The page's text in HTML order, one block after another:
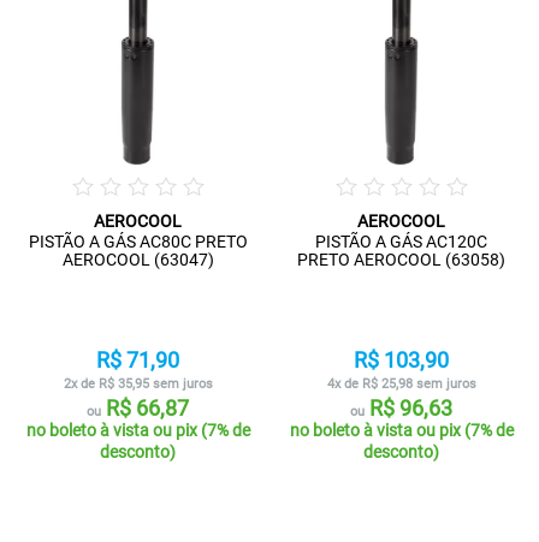
AEROCOOL
PISTÃO A GÁS AC80C PRETO
AEROCOOL (63047)
R$ 71,90
2x de R$ 35,95 sem juros
ou R$ 66,87
no boleto à vista ou pix (7% de
desconto)
AEROCOOL
PISTÃO A GÁS AC120C
PRETO AEROCOOL (63058)
R$ 103,90
4x de R$ 25,98 sem juros
ou R$ 96,63
no boleto à vista ou pix (7% de
desconto)